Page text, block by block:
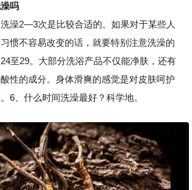
吗
2—3次是比较合适的。如果对于某些人
惯不容易改变的话，就要特别注意洗澡的
至29。大部分洗浴产品不仅能净肤，还有
性的成分。身体滑爽的感觉是对皮肤呵护
6、什么时间洗澡最好？科学地。